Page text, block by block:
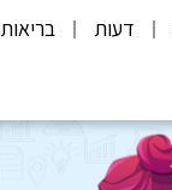
דעות בריאות